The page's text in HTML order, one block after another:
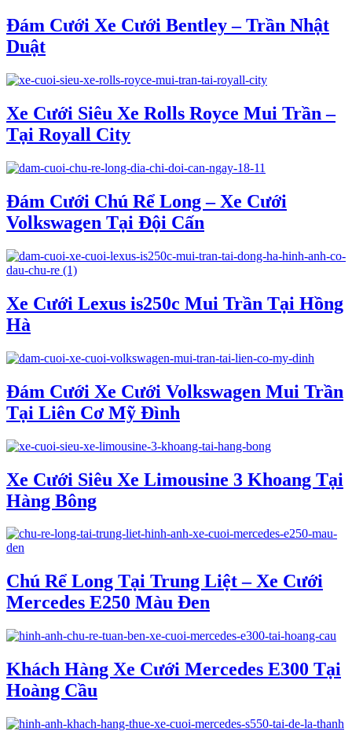
Đám Cưới Xe Cưới Bentley – Trần Nhật
Duật
Xe Cưới Siêu Xe Rolls Royce Mui Trần –
Tại Royall City
Đám Cưới Chú Rể Long – Xe Cưới
Volkswagen Tại Đội Cấn
Xe Cưới Lexus is250c Mui Trần Tại Hồng
Hà
Đám Cưới Xe Cưới Volkswagen Mui Trần
Tại Liên Cơ Mỹ Đình
Xe Cưới Siêu Xe Limousine 3 Khoang Tại
Hàng Bông
Chú Rể Long Tại Trung Liệt – Xe Cưới
Mercedes E250 Màu Đen
Khách Hàng Xe Cưới Mercedes E300 Tại
Hoàng Cầu